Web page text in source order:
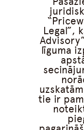
Legal”,
līguma
tie ir